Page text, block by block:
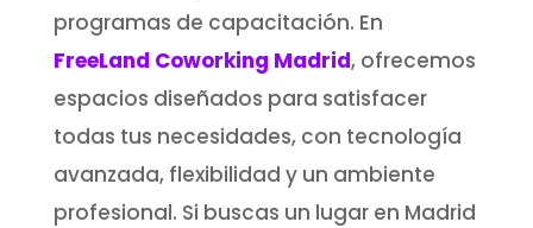
programas de capacitación. En
FreeLand Coworking Madrid, ofrecemos
espacios diseñados para satisfacer
todas tus necesidades, con tecnología
avanzada, flexibilidad y un ambiente
profesional. Si buscas un lugar en Madrid